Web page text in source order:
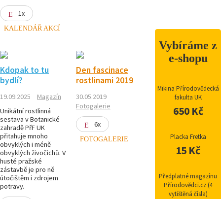
1x
KALENDÁŘ AKCÍ
Kdopak to tu
bydlí?
19.09.2025
Magazín
Unikátní rostlinná
sestava v Botanické
zahradě PřF UK
přitahuje mnoho
obvyklých i méně
obvyklých živočichů. V
husté pražské
zástavbě je pro ně
útočištěm i zdrojem
potravy.
Den fascinace
rostlinami 2019
30.05.2019
Fotogalerie
6x
FOTOGALERIE
Vybíráme z
e-shopu
Mikina Přírodovědecká
fakulta UK
650 Kč
Placka Fretka
15 Kč
Předplatné magazínu
Přírodovědci.cz (4
vytištěná čísla)